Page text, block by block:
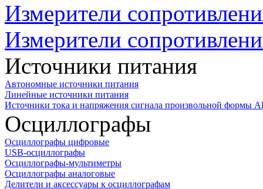
Измерители
Измерители
Источники питания
Автономные источники питания
Линейные источники питания
Источники тока и напряжения сигнала произвольной формы
Осциллографы
Осциллографы цифровые
USB-осциллографы
Осциллографы-мультиметры
Осциллографы аналоговые
Делители и аксессуары к осциллографам